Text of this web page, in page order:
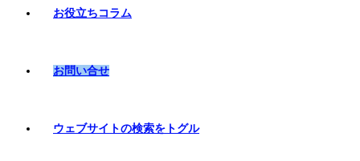
お役立ちコラム
お問い合せ
ウェブサイトの検索をトグル